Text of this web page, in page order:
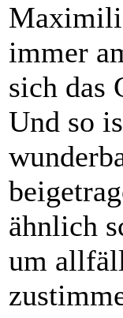
immer
sich das
Und so
ähnlich
um